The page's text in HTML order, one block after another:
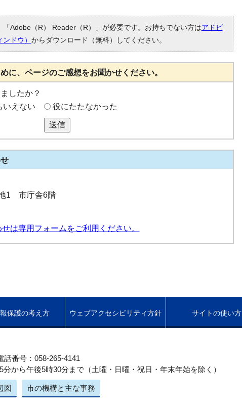
Adobe（R） Reader（R）」が必要です。お持ちでない方はアドビ
ドウ） からダウンロード（無料）してください。
に、ページのご感想をお聞かせください。
したか？
いえない 役にたたなかった
送信
1 市庁舎6階
は専用フォームをご利用ください。
保護の考え方 ウェブアクセシビリティ方針 サイトの使い方
話番号：058-265-4141
から午後5時30分まで（土曜・日曜・祝日・年末年始を除く）
図 市の機構と主な事務